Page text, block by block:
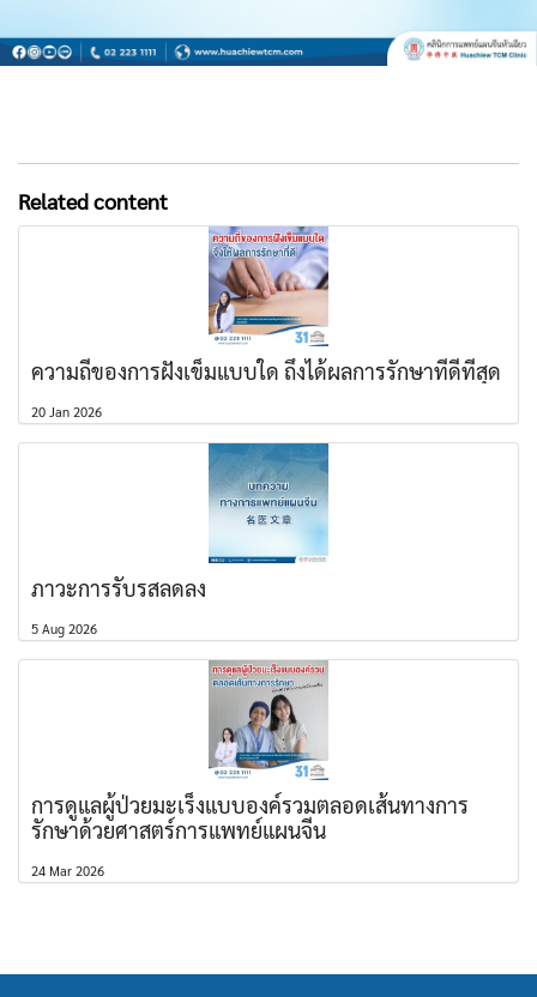
Related content
ความถี่ของการฝังเข็มแบบใด ถึงได้ผลการรักษาที่ดีที่สุด
20 Jan 2026
ภาวะการรับรสลดลง
5 Aug 2026
การดูแลผู้ป่วยมะเร็งแบบองค์รวมตลอดเส้นทางการ
รักษาด้วยศาสตร์การแพทย์แผนจีน
24 Mar 2026